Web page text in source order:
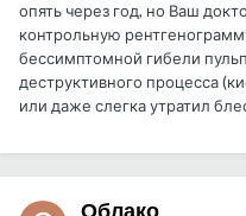
опять через год, но Ваш
контрольную
бессимптомной гибели
деструктивного процесса
или даже слегка утратил
Облако